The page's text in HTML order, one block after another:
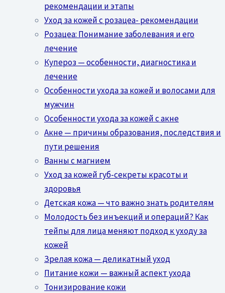
рекомендации и этапы
Уход за кожей с розацеа- рекомендации
Розацеа: Понимание заболевания и его
лечение
Купероз — особенности, диагностика и
лечение
Особенности ухода за кожей и волосами для
мужчин
Особенности ухода за кожей с акне
Акне — причины образования, последствия и
пути решения
Ванны с магнием
Уход за кожей губ-секреты красоты и
здоровья
Детская кожа — что важно знать родителям
Молодость без инъекций и операций? Как
тейпы для лица меняют подход к уходу за
кожей
Зрелая кожа — деликатный уход
Питание кожи — важный аспект ухода
Тонизирование кожи